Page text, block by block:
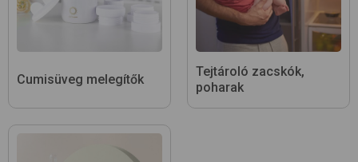
Cumisüveg melegítők
Tejtároló zacskók,
poharak